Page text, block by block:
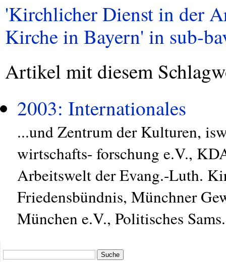
'Kirchlicher Dienst in der
Kirche in Bayern' in sub-
Artikel mit diesem
2003: Internationales
...und Zentrum der Kulturen,
wirtschafts- forschung e.V.,
Arbeitswelt der Evang.-Luth.
Friedensbündnis, Münchner
München e.V., Politisches
Suche